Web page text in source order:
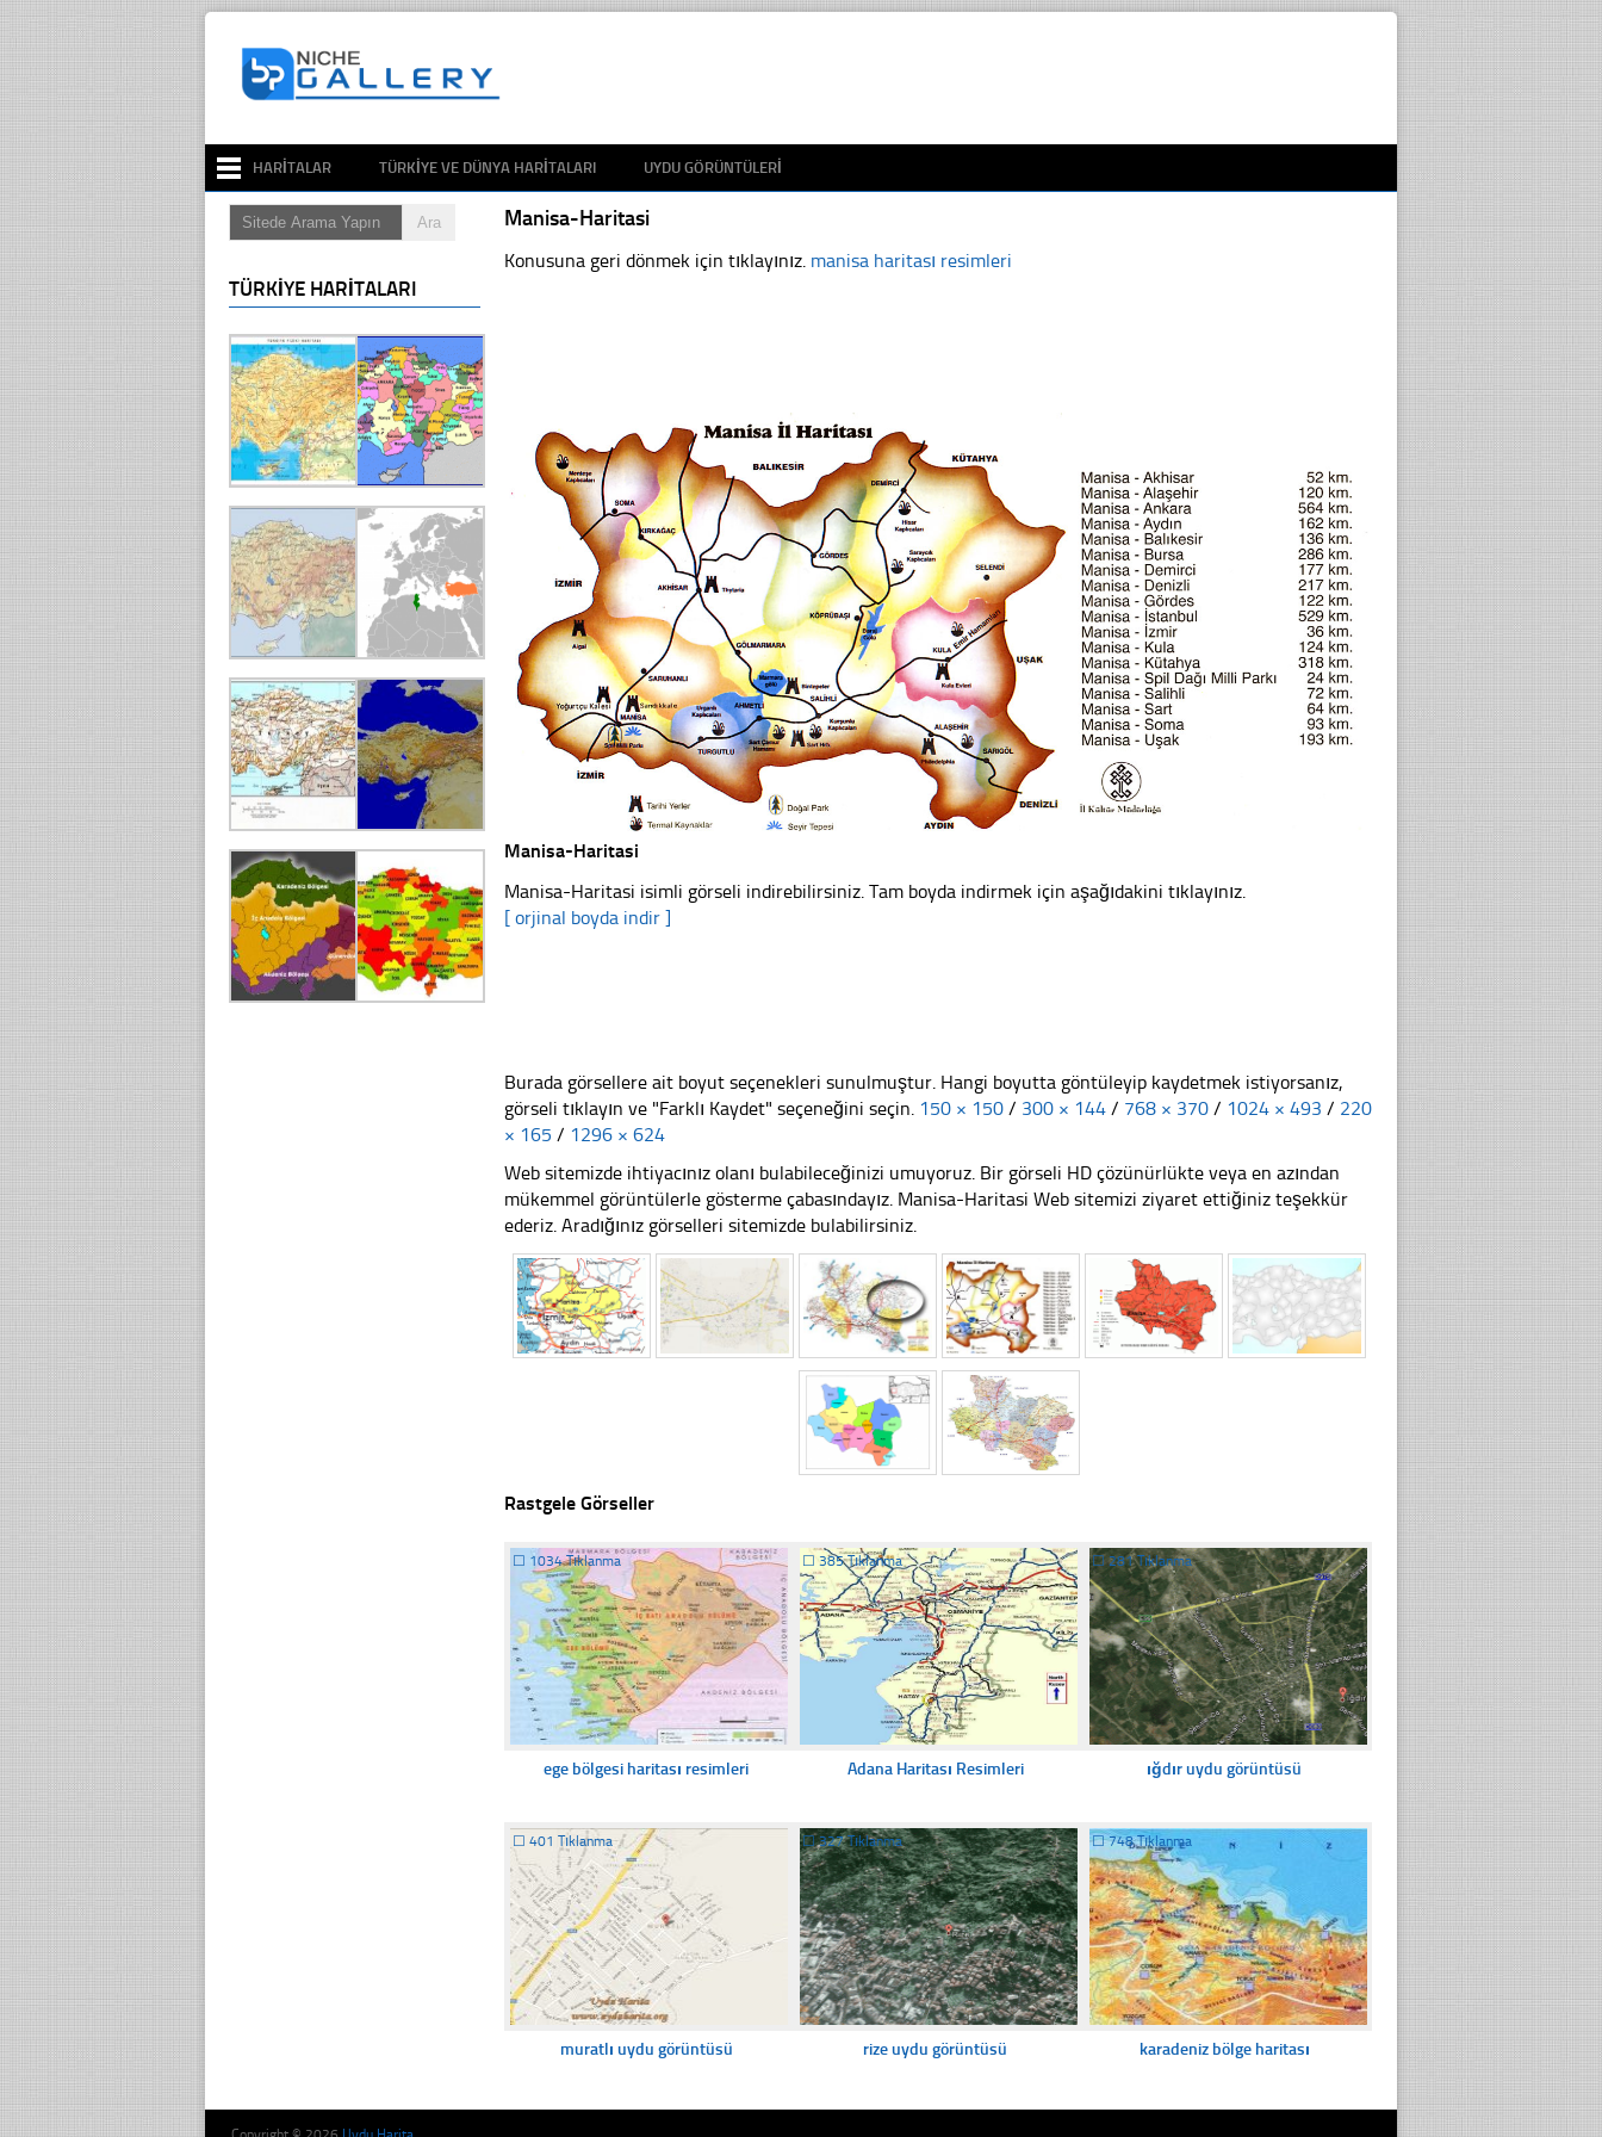
HARITALAR TÜRKIYE VE DÜNYA HARITALARI UYDU GÖRÜNTÜLERI
Manisa-Haritasi
Konusuna geri dönmek için tıklayınız. manisa haritası resimleri
Manisa-Haritasi
Manisa-Haritasi isimli görseli indirebilirsiniz. Tam boyda indirmek için aşağıdakini tıklayınız.
[ orjinal boyda indir ]
Burada görsellere ait boyut seçenekleri sunulmuştur. Hangi boyutta göntüleyip kaydetmek istiyorsanız,
görseli tıklayın ve "Farklı Kaydet" seçeneğini seçin. 150 × 150 / 300 × 144 / 768 × 370 / 1024 × 493 / 220
× 165 / 1296 × 624
Web sitemizde ihtiyacınız olanı bulabileceğinizi umuyoruz. Bir görseli HD çözünürlükte veya en azından
mükemmel görüntülerle gösterme çabasındayız. Manisa-Haritasi Web sitemizi ziyaret ettiğiniz teşekkür
ederiz. Aradığınız görselleri sitemizde bulabilirsiniz.
Rastgele Görseller
☐ 1034 Tıklanma
ege bölgesi haritası resimleri
☐ 385 Tıklanma
Adana Haritası Resimleri
☐281 Tıklanma
ığdır uydu görüntüsü
☐401 Tıklanma
muratlı uydu görüntüsü
☐327 Tıklanma
rize uydu görüntüsü
☐748 Tıklanma
karadeniz bölge haritası
TÜRKIYE HARITALARI